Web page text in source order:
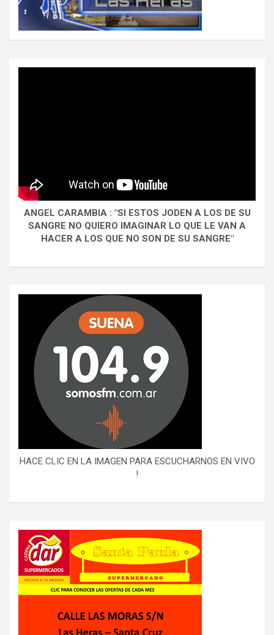
ANGEL CARAMBIA : "SI ESTOS JODEN A LOS DE SU
SANGRE NO QUIERO IMAGINAR LO QUE LE VAN A
HACER A LOS QUE NO SON DE SU SANGRE"
HACE CLIC EN LA IMAGEN PARA ESCUCHARNOS EN VIVO
!